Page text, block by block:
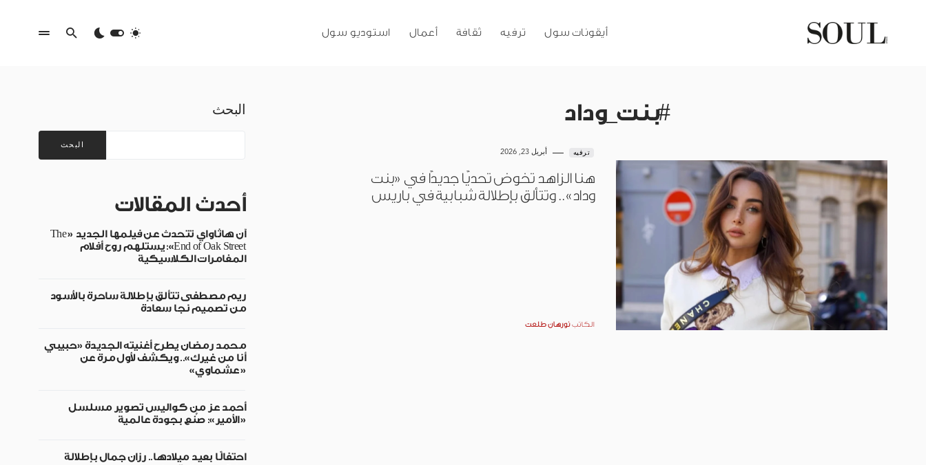
أيقونات سول ترفيه ثقافة أعمال استوديو سول
#بنت_وداد
ترفيه أبريل 23, 2026
هنا الزاهد تخوض تحديًا جديدًا في «بنت
وداد».. وتتألق بإطلالة شبابية في باريس
الكاتب نورهان طلعت
البحث
البحث
أحدث المقالات
آن هاثاواي تتحدث عن فيلمها الجديد «The
End of Oak Street»: يستلهم روح أفلام
المغامرات الكلاسيكية
ريم مصطفى تتألق بإطلالة ساحرة بالأسود
من تصميم نجا سعادة
محمد رمضان يطرح أغنيته الجديدة «حبيبي
أنا من غيرك».. ويكشف لأول مرة عن
«عشماوي»
أحمد عز من كواليس تصوير مسلسل
«الأمير»: صُنع بجودة عالمية
احتفالًا بعيد ميلادها.. رزان جمال بإطلالة